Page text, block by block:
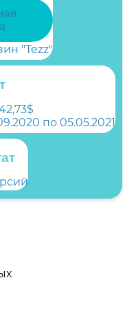
"Tezz"
по 05.05.2021